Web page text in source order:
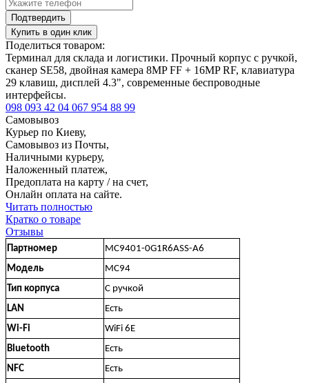
Подтвердить
Купить в один клик
Поделиться товаром:
Терминал для склада и логистики. Прочный корпус с ручкой,
сканер SE58, двойная камера 8MP FF + 16MP RF, клавиатура
29 клавиш, дисплей 4.3", современные беспроводные
интерфейсы.
098 093 42 04 067 954 88 99
Самовывоз
Курьер по Киеву,
Самовывоз из Почты,
Наличными курьеру,
Наложенный платеж,
Предоплата на карту / на счет,
Онлайн оплата на сайте.
Читать полностью
Кратко о товаре
Отзывы
Партномер
MC9401-0G1R6ASS-A6
Модель
MC94
Тип корпуса
С ручкой
LAN
Есть
Wi-Fi
WiFi 6E
Bluetooth
Есть
NFC
Есть